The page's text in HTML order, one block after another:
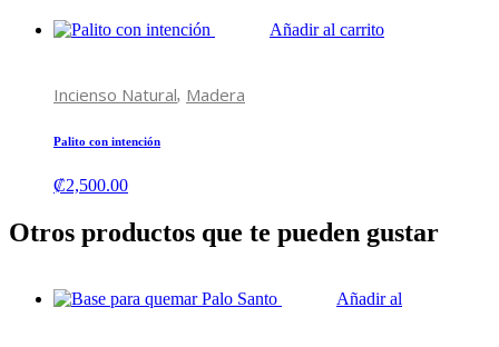
Añadir al carrito
Incienso Natural, Madera
Palito con intención
₡2,500.00
Otros productos que te pueden gustar
Añadir al